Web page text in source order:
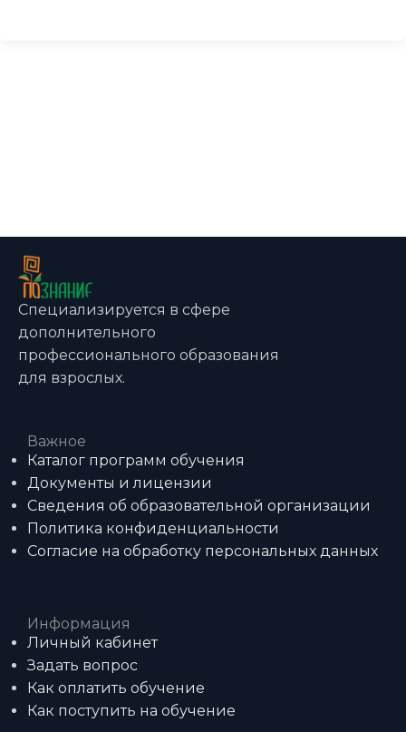
Специализируется в сфере
дополнительного
профессионального образования
для взрослых.
Важное
Каталог программ обучения
Документы и лицензии
Сведения об образовательной организации
Политика конфиденциальности
Согласие на обработку персональных данных
Информация
Личный кабинет
Задать вопрос
Как оплатить обучение
Как поступить на обучение